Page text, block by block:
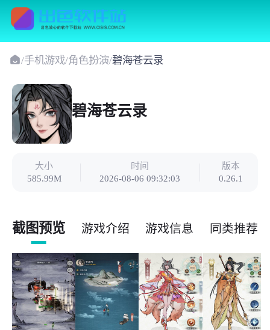
/手机游戏/角色扮演/碧海苍云录
碧海苍云录
大小
585.99M
时间
2026-08-06 09:32:03
版本
0.26.1
截图预览 游戏介绍 游戏信息 同类推荐